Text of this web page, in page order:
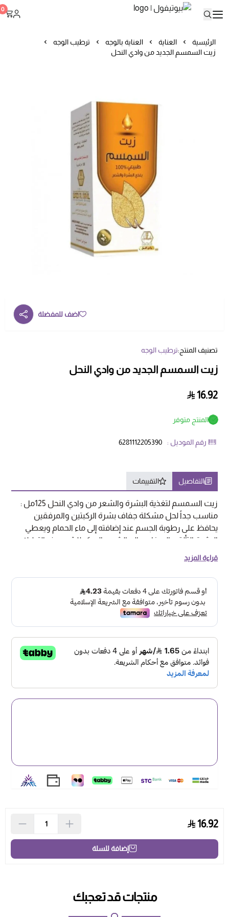
0
الرئيسية العناية العناية بالوجه
ترطيب الوجه
زيت السمسم الجديد من وادي النحل
اضف للمفضلة
تصنيف المنتج:ترطيب الوجه
زيت السمسم الجديد من وادي النحل
16.92
المنتج متوفر
رقم الموديل : 6281112205390
التفاصيل التقييمات
زيت السمسم لتغذية البشرة والشعر من وادي النحل 125مل :
مناسب جداً لحل مشكلة جفاف بشرة الركبتين والمرفقين
يحافظ على رطوبة الجسم عند إضافته إلى ماء الحمام ويعطي
البشرة التألق والصفاء يعالج الشيب المبكر للشعر عند التدليك
الشعر الجاف عند وضع قطرتين أو ثلاث قطرات من الزيت على
الشعر كمرطب الشعر SKU: 6281112205390
قراءة المزيد
16.92
إضافة للسلة
منتجات قد تعجبك